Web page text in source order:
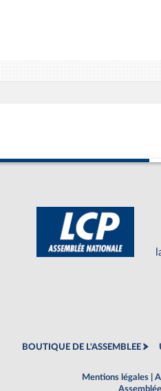
BOUTIQUE DE L'ASSEMBLEE
Mentions légales